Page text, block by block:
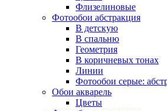
Флизелиновые
Фотообои абстракция
В детскую
В спальню
Геометрия
В коричневых тонах
Линии
Фотообои серые:
Обои акварель
Цветы